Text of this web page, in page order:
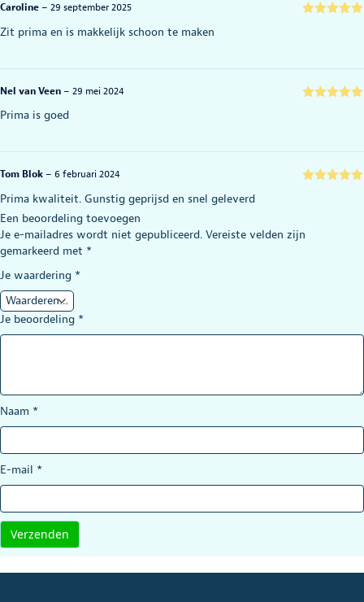
Caroline – 29 september 2025
Zit prima en is makkelijk schoon te maken
Nel van Veen – 29 mei 2024
Prima is goed
Tom Blok – 6 februari 2024
Prima kwaliteit. Gunstig geprijsd en snel geleverd
Een beoordeling toevoegen
Je e-mailadres wordt niet gepubliceerd. Vereiste velden zijn
gemarkeerd met *
Je waardering *
Je beoordeling *
Naam *
E-mail *